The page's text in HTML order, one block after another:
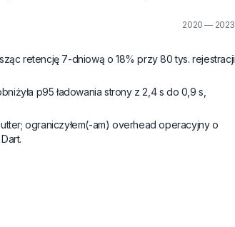
2020 — 2023
retencję 7-dniową o 18% przy 80 tys. rejestracji
p95 ładowania strony z 2,4 s do 0,9 s,
ograniczyłem(-am) overhead operacyjny o